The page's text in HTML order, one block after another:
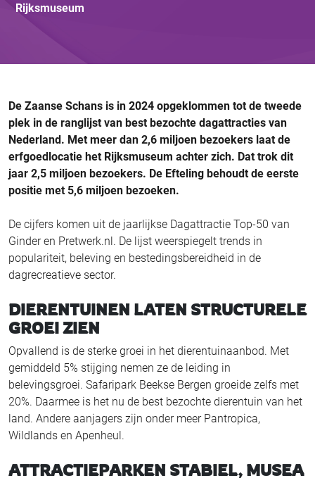
Rijksmuseum
De Zaanse Schans is in 2024 opgeklommen tot de tweede
plek in de ranglijst van best bezochte dagattracties van
Nederland. Met meer dan 2,6 miljoen bezoekers laat de
erfgoedlocatie het Rijksmuseum achter zich. Dat trok dit
jaar 2,5 miljoen bezoekers. De Efteling behoudt de eerste
positie met 5,6 miljoen bezoeken.
De cijfers komen uit de jaarlijkse Dagattractie Top-50 van
Ginder en Pretwerk.nl. De lijst weerspiegelt trends in
populariteit, beleving en bestedingsbereidheid in de
dagrecreatieve sector.
DIERENTUINEN LATEN STRUCTURELE
GROEI ZIEN
Opvallend is de sterke groei in het dierentuinaanbod. Met
gemiddeld 5% stijging nemen ze de leiding in
belevingsgroei. Safaripark Beekse Bergen groeide zelfs met
20%. Daarmee is het nu de best bezochte dierentuin van het
land. Andere aanjagers zijn onder meer Pantropica,
Wildlands en Apenheul.
ATTRACTIEPARKEN STABIEL, MUSEA